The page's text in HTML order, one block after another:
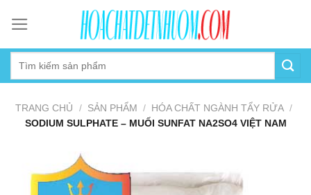
content
TRANG CHỦ / SẢN PHẨM / HÓA CHẤT NGÀNH TẨY RỬA /
SODIUM SULPHATE – MUỐI SUNFAT NA2SO4 VIỆT NAM